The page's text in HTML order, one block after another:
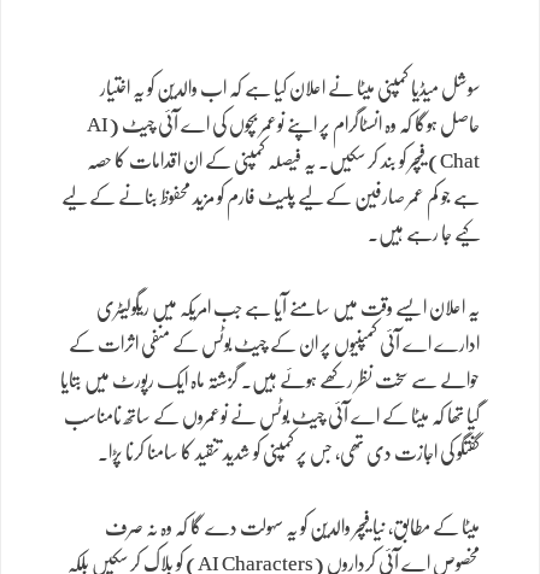
سوشل میڈیا کمپنی میٹا نے اعلان کیا ہے کہ اب والدین کو یہ اختیار
حاصل ہوگا کہ وہ انسٹاگرام پر اپنے نوعمر بچوں کی اے آئی چیٹ (AI
Chat) فیچر کو بند کر سکیں۔ یہ فیصلہ کمپنی کے ان اقدامات کا حصہ
ہے جو کم عمر صارفین کے لیے پلیٹ فارم کو مزید محفوظ بنانے کے لیے
کیے جا رہے ہیں۔
یہ اعلان ایسے وقت میں سامنے آیا ہے جب امریکہ میں ریگولیٹری
ادارے اے آئی کمپنیوں پر ان کے چیٹ بوٹس کے منفی اثرات کے
حوالے سے سخت نظر رکھے ہوئے ہیں۔ گزشتہ ماہ ایک رپورٹ میں بتایا
گیا تھا کہ میٹا کے اے آئی چیٹ بوٹس نے نوعمروں کے ساتھ نامناسب
گفتگو کی اجازت دی تھی، جس پر کمپنی کو شدید تنقید کا سامنا کرنا پڑا۔
میٹا کے مطابق، نیا فیچر والدین کو یہ سہولت دے گا کہ وہ نہ صرف
مخصوص اے آئی کرداروں (AI Characters) کو بلاک کر سکیں بلکہ